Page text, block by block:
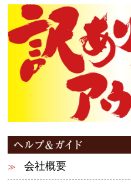
会社概要